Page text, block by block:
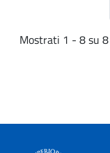
Mostrati 1 - 8 su